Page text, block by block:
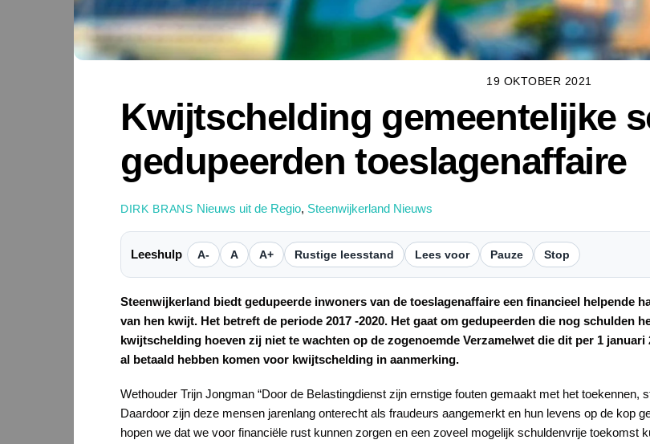
19 OKTOBER 2021
Kwijtschelding gemeentelijke
gedupeerden toeslagenaffaire
DIRK BRANS Nieuws uit de Regio, Steenwijkerland Nieuws
Leeshulp A- A A+ Rustige leesstand Lees voor Pauze Stop
Steenwijkerland biedt gedupeerde inwoners van de toeslagenaffaire een financieel helpende
van hen kwijt. Het betreft de periode 2017 -2020. Het gaat om gedupeerden die nog schulden
kwijtschelding hoeven zij niet te wachten op de zogenoemde Verzamelwet die dit per 1
al betaald hebben komen voor kwijtschelding in aanmerking.
Wethouder Trijn Jongman “Door de Belastingdienst zijn ernstige fouten gemaakt met het toekennen,
Daardoor zijn deze mensen jarenlang onterecht als fraudeurs aangemerkt en hun levens op de kop
hopen we dat we voor financiële rust kunnen zorgen en een zoveel mogelijk schuldenvrije toekomst